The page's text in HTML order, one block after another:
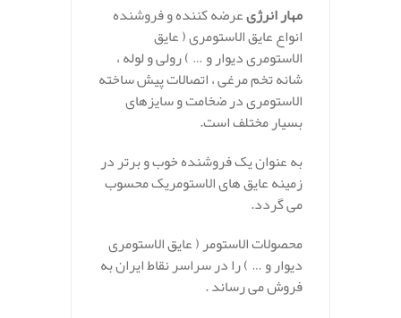
مهار انرژیعرضه کننده و فروشنده
انواع عایق الاستومری ( عایق
الاستومری دیوار و … ) رولی و لوله ،
شانه تخم مرغی ، اتصالات پیش ساخته
الاستومری در ضخامت و سایزهای
بسیار مختلف است.
به عنوان یک فروشنده خوب و برتر در
زمینه عایق های الاستومریک محسوب
می گردد.
محصولات الاستومر ( عایق الاستومری
دیوار و … ) را در سراسر نقاط ایران به
فروش می رساند .